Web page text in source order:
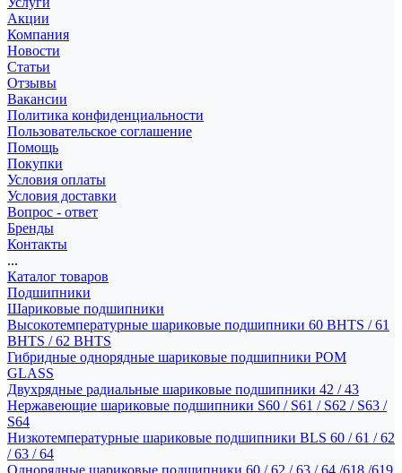
Акции
Компания
Новости
Статьи
Отзывы
Вакансии
Политика конфиденциальности
Пользовательское соглашение
Помощь
Покупки
Условия оплаты
Условия доставки
Вопрос - ответ
Бренды
Контакты
...
Каталог товаров
Подшипники
Шариковые подшипники
Высокотемпературные шариковые подшипники 60 BHTS / 61
BHTS / 62 BHTS
Гибридные однорядные шариковые подшипники POM
GLASS
Двухрядные радиальные шариковые подшипники 42 / 43
Нержавеющие шариковые подшипники S60 / S61 / S62 / S63 /
S64
Низкотемпературные шариковые подшипники BLS 60 / 61 / 62
/ 63 / 64
Однорядные шариковые подшипники 60 / 62 / 63 / 64 /618 /619